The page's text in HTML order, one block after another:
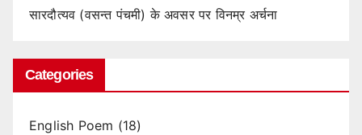
सारदौत्यव (वसन्त पंचमी) के अवसर पर विनम्र अर्चना
Categories
English Poem (18)